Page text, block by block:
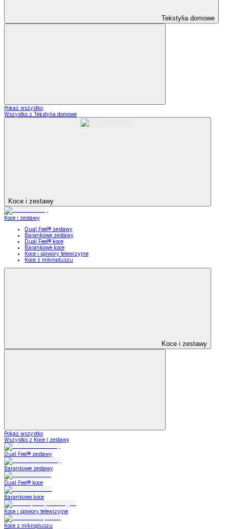
Tekstylia domowe
Pokaż wszystko
Wszystko z Tekstylia domowe
Koce i zestawy
Koce i zestawy
Dual Feel® zestawy
Barankowe zestawy
Dual Feel® koce
Barankowe koce
Koce i śpiwory telewizyjne
Koce z mikropluszu
Koce i zestawy
Pokaż wszystko
Wszystko z Koce i zestawy
Dual Feel® zestawy
Barankowe zestawy
Dual Feel® koce
Barankowe koce
Koce i śpiwory telewizyjne
Koce z mikropluszu